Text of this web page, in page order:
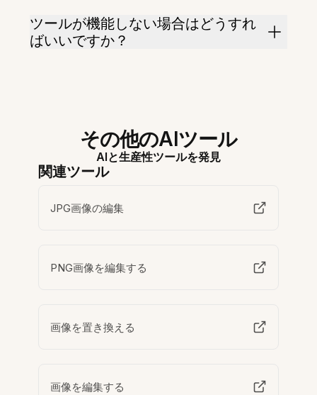
ツールが機能しない場合はどうすれ
ばいいですか？
その他のAIツール
AIと生産性ツールを発見
関連ツール
JPG画像の編集
PNG画像を編集する
画像を置き換える
画像を編集する